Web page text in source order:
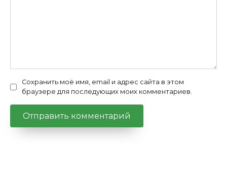
Сохранить моё имя, email и адрес сайта в этом
браузере для последующих моих комментариев.